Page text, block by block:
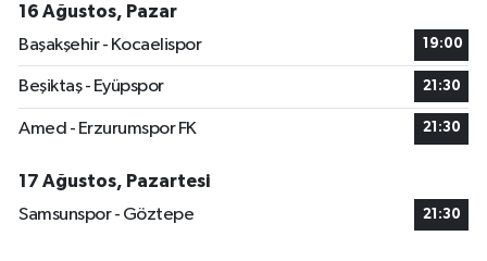
16 Ağustos, Pazar
Başakşehir - Kocaelispor
19:00
Beşiktaş - Eyüpspor 21:30
Amed - Erzurumspor FK 21:30
17 Ağustos, Pazartesi
Samsunspor - Göztepe
21:30